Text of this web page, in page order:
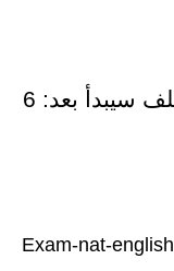
سيبدأ بعد: 6